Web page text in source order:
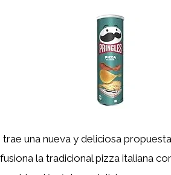
trae una nueva y deliciosa
la tradicional pizza italiana